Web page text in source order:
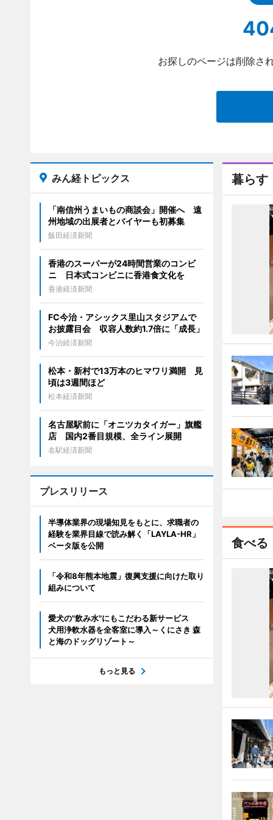
お探しのページは削除さ
暮らす
食べる
みん経トピックス
「南信州うまいもの商談会」開催へ 遠
州地域の出展者とバイヤーも初募集
飯田経済新聞
香港のスーパーが24時間営業のコンビ
ニ 日本式コンビニに香港食文化を
香港経済新聞
FC今治・アシックス里山スタジアムで
お披露目会 収容人数約1.7倍に「成長」
今治経済新聞
松本・新村で13万本のヒマワリ満開 見
頃は3週間ほど
松本経済新聞
名古屋駅前に「オニツカタイガー」旗艦
店 国内2番目規模、全ライン展開
名駅経済新聞
プレスリリース
半導体業界の現場知見をもとに、求職者の
経験を業界目線で読み解く「LAYLA-HR」
ベータ版を公開
「令和8年熊本地震」復興支援に向けた取り
組みについて
愛犬の"飲み水"にもこだわる新サービス
犬用浄軟水器を全客室に導入～くにさき 森
と海のドッグリゾート～
もっと見る